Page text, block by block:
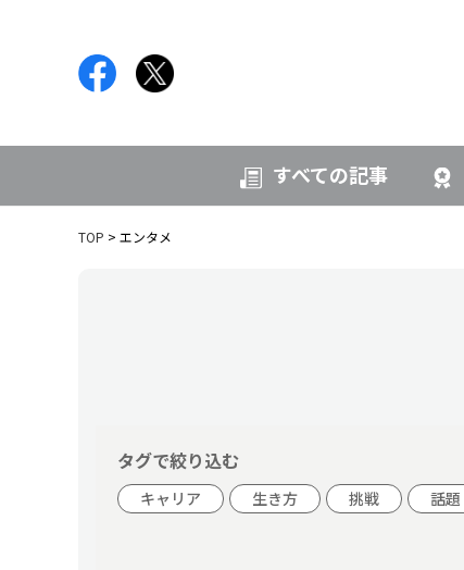
すべての記事
TOP エンタメ
タグで絞り込む
キャリア 生き方 挑戦 話題